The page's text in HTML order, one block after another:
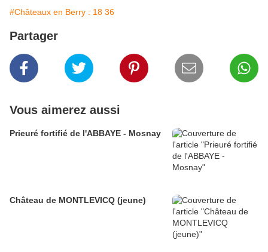
#Châteaux en Berry : 18 36
Partager
Vous aimerez aussi
Prieuré fortifié de l'ABBAYE - Mosnay
Château de MONTLEVICQ (jeune)